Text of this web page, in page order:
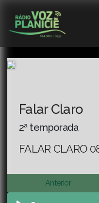
Falar Claro
2ª temporada
FALAR CLARO
Anterior